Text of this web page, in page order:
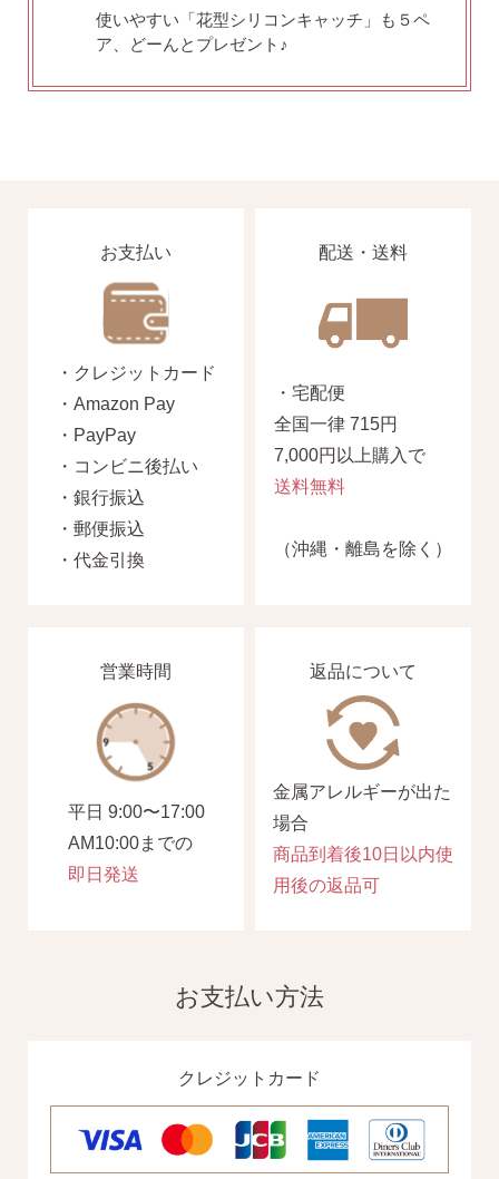
・クレジットカード
・宅配便
営業時間
平日 9:00〜17:00
AM10:00までの
即日発送
金属アレルギーが出た
使いやすい「花型シリコンキャッチ」も５ペ
ア、どーんとプレゼント♪
お支払い
・クレジットカード
・Amazon Pay
・PayPay
・コンビニ後払い
・銀行振込
・郵便振込
・代金引換
配送・送料
・宅配便
全国一律 715円
7,000円以上購入で
送料無料
（沖縄・離島を除く）
営業時間
平日 9:00〜17:00
AM10:00までの
即日発送
返品について
金属アレルギーが出た
場合
商品到着後10日以内使
用後の返品可
お支払い方法
クレジットカード